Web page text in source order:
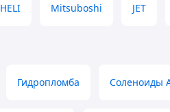
HELI Mitsuboshi JET
Гидропломба Соленоиды